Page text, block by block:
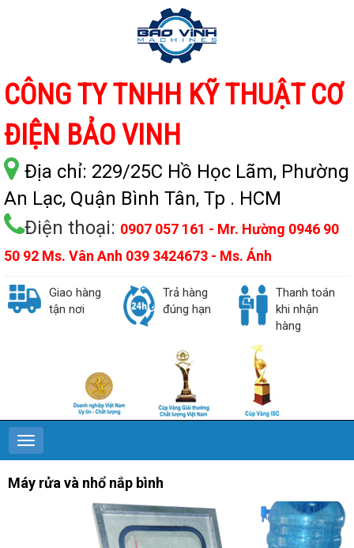
CÔNG TY TNHH KỸ THUẬT CƠ
ĐIỆN BẢO VINH
Địa chỉ: 229/25C Hồ Học Lãm, Phường
An Lạc, Quận Bình Tân, Tp . HCM
Điện thoại: 0907 057 161 - Mr. Hường 0946 90
50 92 Ms. Vân Anh 039 3424673 - Ms. Ánh
Giao hàng
tận nơi
Trả hàng
đúng hạn
Thanh toán
khi nhận
hàng
Máy rửa và nhổ nắp bình